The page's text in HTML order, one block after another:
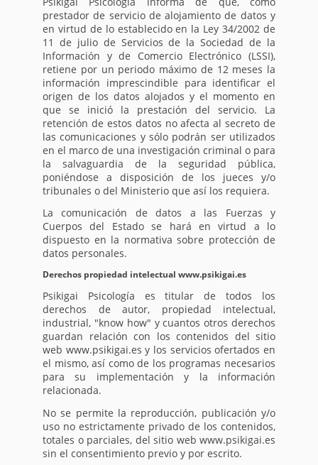
prestador de servicio de alojamiento de datos y
en virtud de lo establecido en la Ley 34/2002 de
11 de julio de Servicios de la Sociedad de la
Información y de Comercio Electrónico (LSSI),
retiene por un periodo máximo de 12 meses la
información imprescindible para identificar el
origen de los datos alojados y el momento en
que se inició la prestación del servicio. La
retención de estos datos no afecta al secreto de
las comunicaciones y sólo podrán ser utilizados
en el marco de una investigación criminal o para
la salvaguardia de la seguridad pública,
poniéndose a disposición de los jueces y/o
tribunales o del Ministerio que así los requiera.
La comunicación de datos a las Fuerzas y
Cuerpos del Estado se hará en virtud a lo
dispuesto en la normativa sobre protección de
datos personales.
Derechos propiedad intelectual www.psikigai.es
Psikigai Psicología es titular de todos los
derechos de autor, propiedad intelectual,
industrial, "know how" y cuantos otros derechos
guardan relación con los contenidos del sitio
web www.psikigai.es y los servicios ofertados en
el mismo, así como de los programas necesarios
para su implementación y la información
relacionada.
No se permite la reproducción, publicación y/o
uso no estrictamente privado de los contenidos,
totales o parciales, del sitio web www.psikigai.es
sin el consentimiento previo y por escrito.